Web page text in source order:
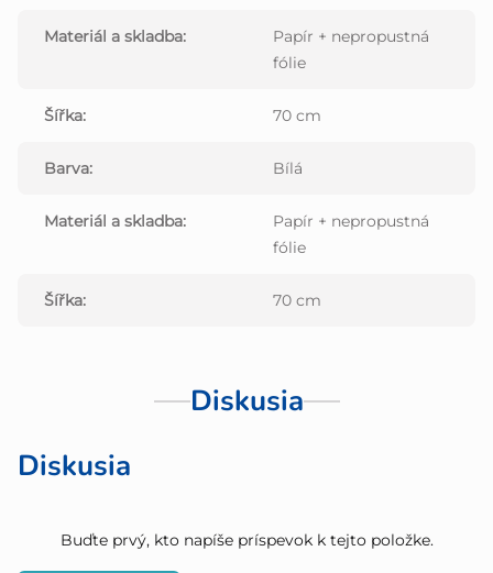
Materiál a skladba:
Papír + nepropustná
fólie
Šířka: 70 cm
Barva: Bílá
Materiál a skladba:
Papír + nepropustná
fólie
Šířka: 70 cm
Diskusia
Diskusia
Buďte prvý, kto napíše príspevok k tejto položke.